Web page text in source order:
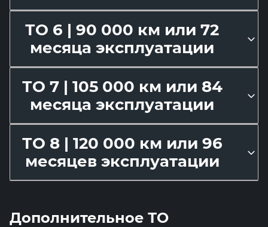
ТО 6 | 90 000 км или 72
месяца эксплуатации
ТО 7 | 105 000 км или 84
месяца эксплуатации
ТО 8 | 120 000 км или 96
месяцев эксплуатации
Дополнительное ТО